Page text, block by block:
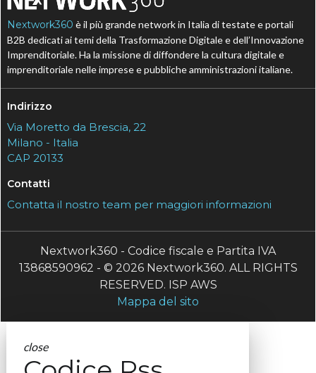
Nextwork360 è il più grande network in Italia di testate e portali
B2B dedicati ai temi della Trasformazione Digitale e dell’Innovazione
Imprenditoriale. Ha la missione di diffondere la cultura digitale e
imprenditoriale nelle imprese e pubbliche amministrazioni italiane.
Indirizzo
Via Moretto da Brescia, 22
Milano - Italia
CAP 20133
Contatti
Contatta il nostro team per maggiori informazioni
Nextwork360 - Codice fiscale e Partita IVA
13868590962 - © 2026 Nextwork360. ALL RIGHTS
RESERVED. ISP AWS
Mappa del sito
close